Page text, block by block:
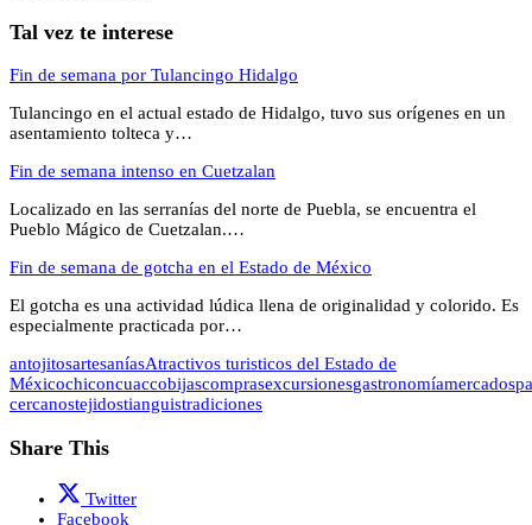
Tal vez te interese
Fin de semana por Tulancingo Hidalgo
Tulancingo en el actual estado de Hidalgo, tuvo sus orígenes en un
asentamiento tolteca y…
Fin de semana intenso en Cuetzalan
Localizado en las serranías del norte de Puebla, se encuentra el
Pueblo Mágico de Cuetzalan.…
Fin de semana de gotcha en el Estado de México
El gotcha es una actividad lúdica llena de originalidad y colorido. Es
especialmente practicada por…
antojitosartesaníasAtractivos turisticos del Estado de
Méxicochiconcuaccobijascomprasexcursionesgastronomíamercados
cercanostejidostianguistradiciones
Share This
Twitter
Facebook